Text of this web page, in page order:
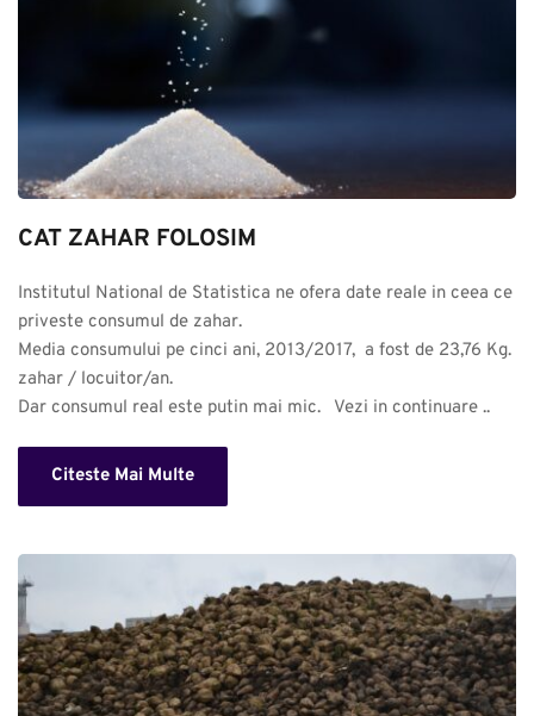
CAT ZAHAR FOLOSIM
Institutul National de Statistica ne ofera date reale in ceea ce
priveste consumul de zahar.
Media consumului pe cinci ani, 2013/2017,  a fost de 23,76 Kg.
zahar / locuitor/an.
Dar consumul real este putin mai mic.   Vezi in continuare ..
Citeste Mai Multe